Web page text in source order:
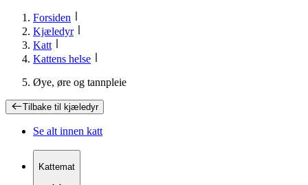
Forsiden
Kjæledyr
Katt
Kattens helse
Øye, øre og tannpleie
Tilbake til kjæledyr
Se alt innen katt
Kattemat